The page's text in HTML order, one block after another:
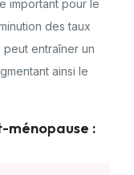
important pour le
des taux
entraîner un
ainsi le
: